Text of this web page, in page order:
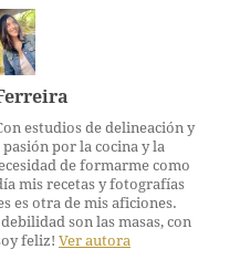
estudios de delineación y
por la cocina y la
de formarme como
mis recetas y fotografías
es otra de mis aficiones.
son las masas, con
feliz! Ver autora